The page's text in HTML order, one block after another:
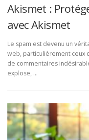
Akismet :
avec Akismet
Le spam est devenu un
web, particulièrement ceux
de commentaires
explose, …